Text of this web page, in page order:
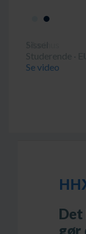
Se video
Det
gør